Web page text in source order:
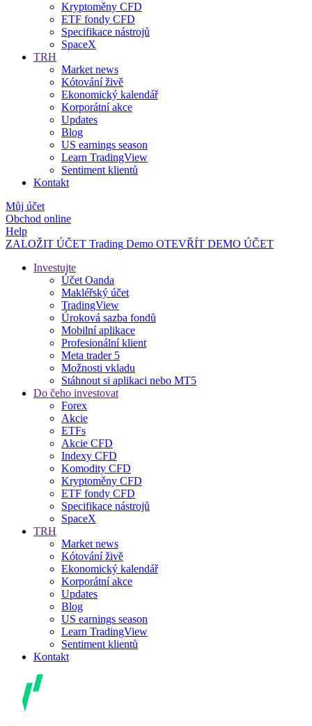
Kryptoměny CFD
ETF fondy CFD
Specifikace nástrojů
SpaceX
TRH
Market news
Kótování živě
Ekonomický kalendář
Korporátní akce
Updates
Blog
US earnings season
Learn TradingView
Sentiment klientů
Kontakt
Můj účet
Obchod online
Help
ZALOŽIT ÚČET Trading Demo OTEVŘÍT DEMO ÚČET
Investujte
Účet Oanda
Makléřský účet
TradingView
Úroková sazba fondů
Mobilní aplikace
Profesionální klient
Meta trader 5
Možnosti vkladu
Stáhnout si aplikaci nebo MT5
Do čeho investovat
Forex
Akcie
ETFs
Akcie CFD
Indexy CFD
Komodity CFD
Kryptoměny CFD
ETF fondy CFD
Specifikace nástrojů
SpaceX
TRH
Market news
Kótování živě
Ekonomický kalendář
Korporátní akce
Updates
Blog
US earnings season
Learn TradingView
Sentiment klientů
Kontakt